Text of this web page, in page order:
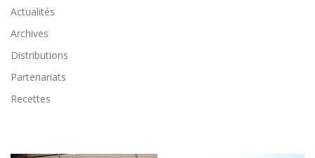
Actualités
Archives
Distributions
Partenariats
Recettes